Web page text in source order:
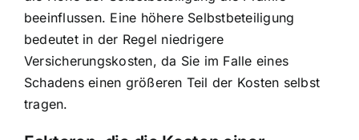
beeinflussen. Eine höhere Selbstbeteiligung
bedeutet in der Regel niedrigere
Versicherungskosten, da Sie im Falle eines
Schadens einen größeren Teil der Kosten selbst
tragen.